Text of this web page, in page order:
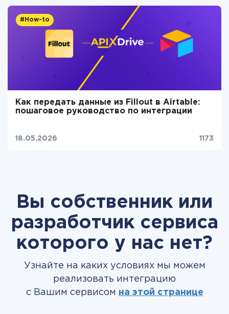
#How-to
Как передать данные из Fillout в Airtable:
пошаговое руководство по интеграции
18.05.2026 1173
Вы собственник или
разработчик сервиса
которого у нас нет?
Узнайте на каких условиях мы можем
реализовать интеграцию
с Вашим сервисом на этой странице